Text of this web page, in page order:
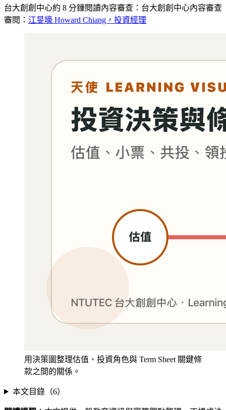
台大創創中心約 8 分鐘閱讀內容審查： 台大創創中心內容審查
審閱： 江旻壕 Howard Chiang，投資經理
用決策圖整理估值、投資角色與 Term Sheet 關鍵條
款之間的關係。
本文目錄（6）